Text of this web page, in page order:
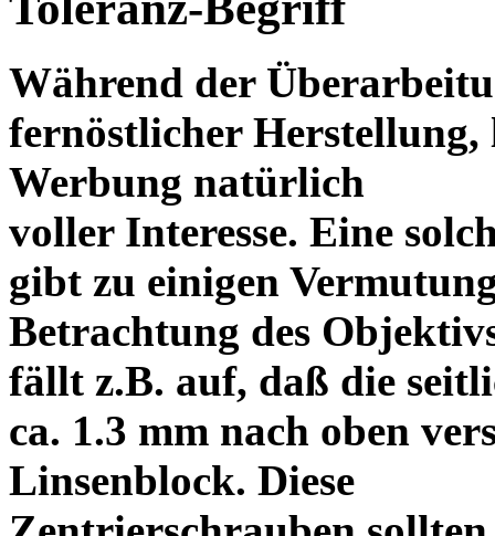
Während der
fernöstlicher Herstellung,
Werbung natürlich
voller Interesse. Eine
gibt zu einigen
Betrachtung des
fällt z.B. auf, daß die
ca. 1.3 mm nach oben
Linsenblock. Diese